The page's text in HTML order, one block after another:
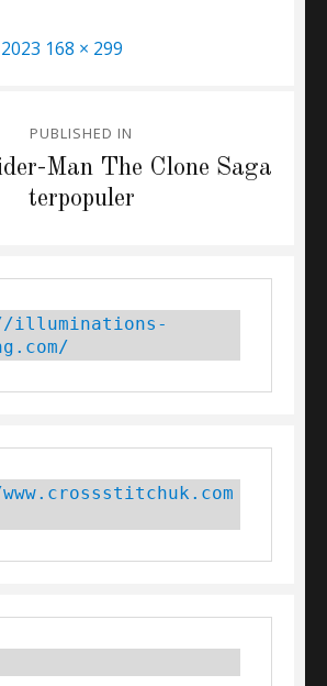
Full
168 × 299
PUBLISHED IN
Man The Clone Saga
terpopuler
illuminations-